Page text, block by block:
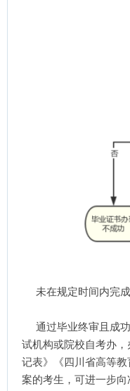
未在规定时间内完成
通过毕业终审且成功
试机构或院校自考办
记表》《四川省高等
案的考生，可进一步